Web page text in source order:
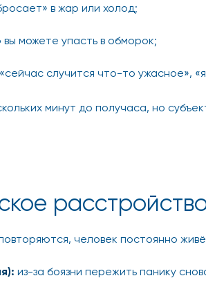
в жар или холод;
можете упасть в обморок;
«сейчас случится что-то ужасное»,
минут до получаса, но
человек постоянно
из-за боязни пережить панику